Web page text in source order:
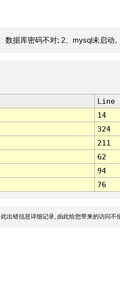
据库密码不对; 2、mysql未启动。
Line
14
324
211
62
94
76
出错信息详细记录, 由此给您带来的访问不